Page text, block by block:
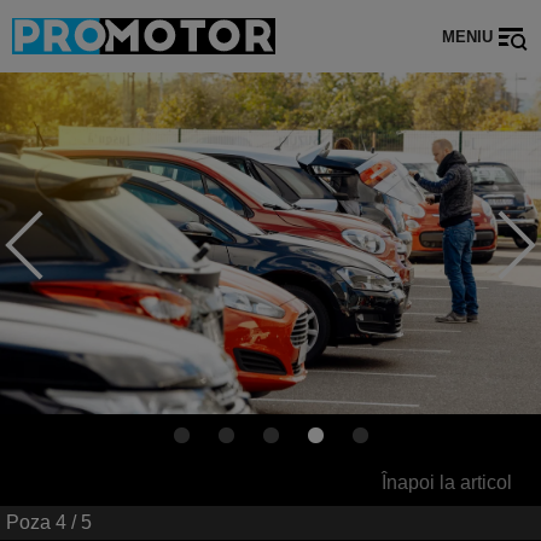
MENIU
Înapoi la articol
Poza 4 / 5